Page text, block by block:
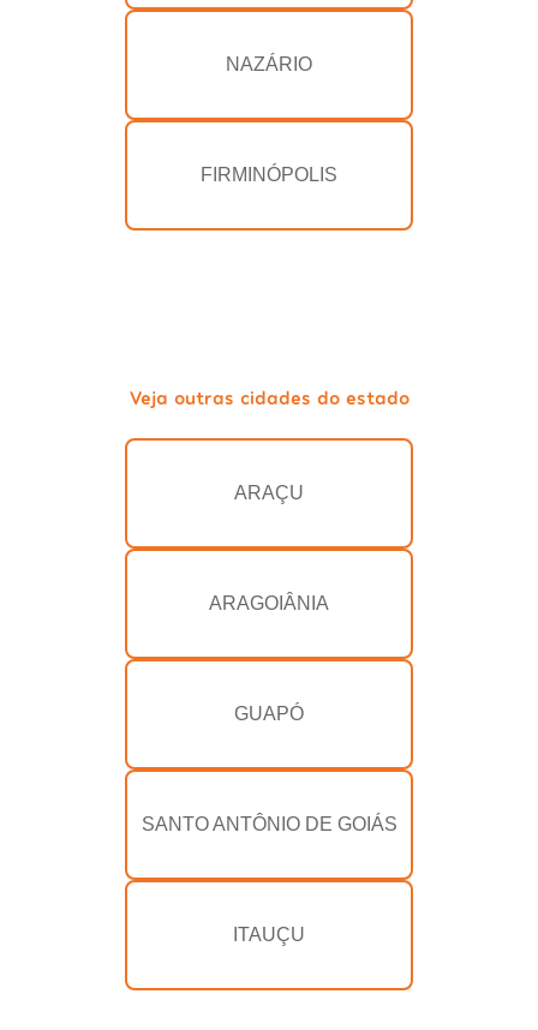
NAZÁRIO
FIRMINÓPOLIS
Veja outras cidades do estado
ARAÇU
ARAGOIÂNIA
GUAPÓ
SANTO ANTÔNIO DE GOIÁS
ITAUÇU